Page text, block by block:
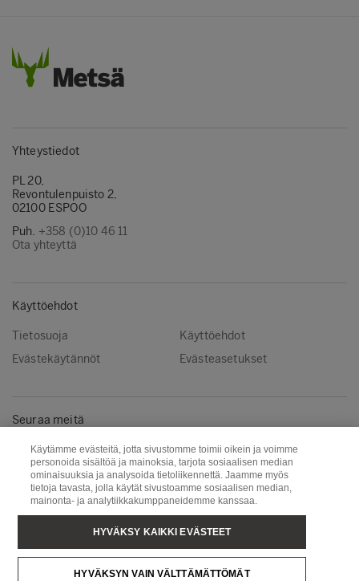
Yhteystiedot
PL 20,
Revontulenpuisto 2,
02100 ESPOO
Puh. +358 (0)10 46 11
Ota yhteyttä
Käyttöehdot
Tietosuoja
Käyttöehdot
Evästekäytännöt
Evästeasetukset
Seuraa meitä
Instagram
LinkedIn
YouTube
Puunhankinta
Metsä Wood
Metsä Fibre
Metsä Tissue
Metsä Spring
Käytämme evästeitä, jotta sivustomme toimii oikein ja voimme
personoida sisältöä ja mainoksia, tarjota sosiaalisen median
ominaisuuksia ja analysoida tietoliikennettä. Jaamme myös
tietoja tavasta, jolla käytät sivustoamme sosiaalisen median,
mainonta- ja analytiikkakumppaneidemme kanssaa.
HYVÄKSYN VAIN VÄLTTÄMÄTTÖMÄT
HYVÄKSY KAIKKI EVÄSTEET